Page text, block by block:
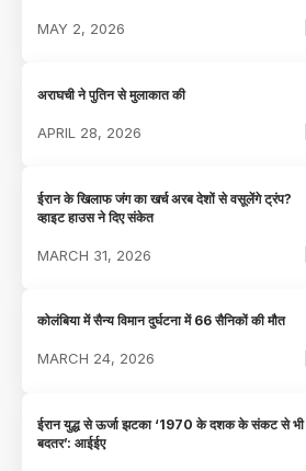
MAY 2, 2026
अराघची ने पुतिन से मुलाकात की
APRIL 28, 2026
ईरान के खिलाफ जंग का खर्च अरब देशों से वसूलेंगे ट्रंप?
व्हाइट हाउस ने दिए संकेत
MARCH 31, 2026
कोलंबिया में सैन्य विमान दुर्घटना में 66 सैनिकों की मौत
MARCH 24, 2026
ईरान युद्ध से ऊर्जा झटका ‘1970 के दशक के संकट से भी
बदतर’: आईईए